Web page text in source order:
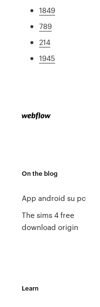
1849
789
214
1945
On the blog
App android su pc
The sims 4 free
download origin
Learn